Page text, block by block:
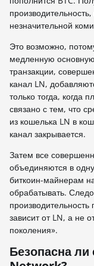
незначительной
Это возможно,
медленную
транзакции,
канал LN,
только тогда, когда
связано с тем, что
из кошелька LN в
канал закрывается.
Затем все
объединяются в
биткоин-майнерам
обрабатывать.
зависит от LN, а не
поколения».
Безопасна